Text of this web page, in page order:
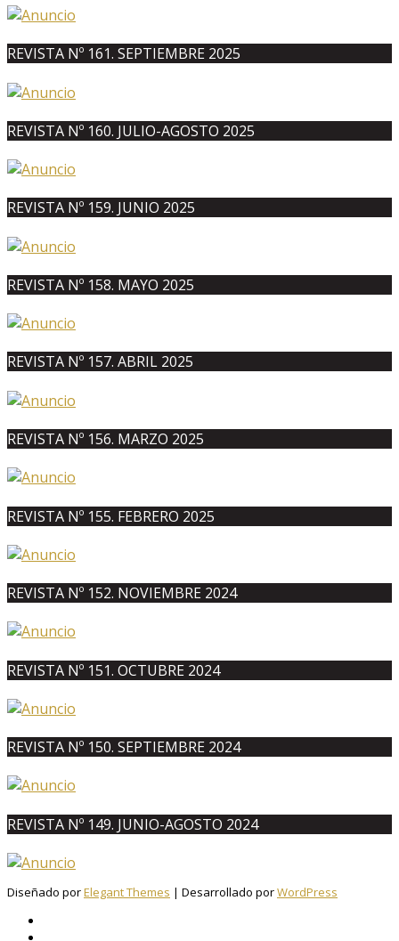
REVISTA Nº 161. SEPTIEMBRE 2025
REVISTA Nº 160. JULIO-AGOSTO 2025
REVISTA Nº 159. JUNIO 2025
REVISTA Nº 158. MAYO 2025
REVISTA Nº 157. ABRIL 2025
REVISTA Nº 156. MARZO 2025
REVISTA Nº 155. FEBRERO 2025
REVISTA Nº 152. NOVIEMBRE 2024
REVISTA Nº 151. OCTUBRE 2024
REVISTA Nº 150. SEPTIEMBRE 2024
REVISTA Nº 149. JUNIO-AGOSTO 2024
Diseñado porElegant Themes | Desarrollado porWordPress